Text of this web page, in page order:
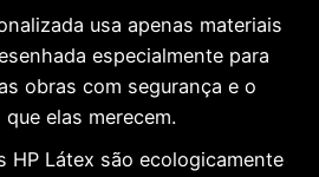
usa apenas materiais
especialmente para
obras com segurança e o
elas merecem.
HP Látex são ecologicamente